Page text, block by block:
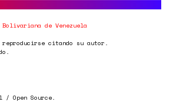
Bolivariana de Venezuela
reproducirse citando su autor.
/ Open Source.